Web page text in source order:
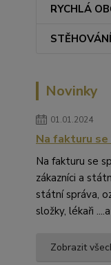
RYCHLÁ
STĚHOVÁNÍ
Novinky
01.01.2024
Na fakturu
Na fakturu se
zákazníci a
státní správa,
složky, lékaři
Zobrazit